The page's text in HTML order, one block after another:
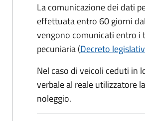
La comunicazione dei dati
effettuata entro 60 giorni
vengono comunicati entro i
pecuniaria (Decreto
Nel caso di veicoli ceduti in
verbale al reale utilizzatore
noleggio.